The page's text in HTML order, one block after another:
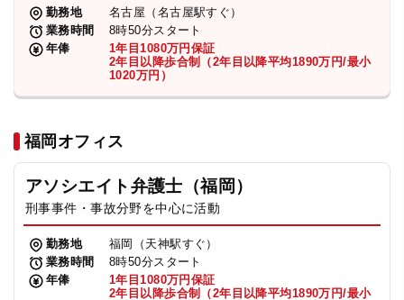
勤務地
名古屋（名古屋駅すぐ）
業務時間
8時50分スタート
年俸
1年目1080万円保証
2年目以降歩合制（2年目以降平均1890万円/最小
1020万円）
福岡オフィス
アソシエイト弁護士（福岡）
刑事事件・事故分野を中心に活動
勤務地
福岡（天神駅すぐ）
業務時間
8時50分スタート
年俸
1年目1080万円保証
2年目以降歩合制（2年目以降平均1890万円/最小